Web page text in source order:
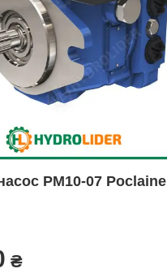
PM10-07 Poclaine
₴